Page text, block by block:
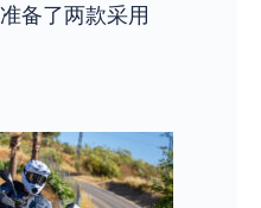
备了两款采用